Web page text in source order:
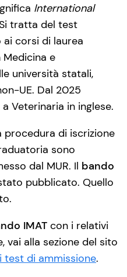
International
tratta del test
corsi di laurea
e
università statali,
UE. Dal 2025
Veterinaria in inglese.
procedura di iscrizione
sono
dal MUR. Il bando
pubblicato. Quello
IMAT con i relativi
vai alla sezione del sito
test di ammissione.